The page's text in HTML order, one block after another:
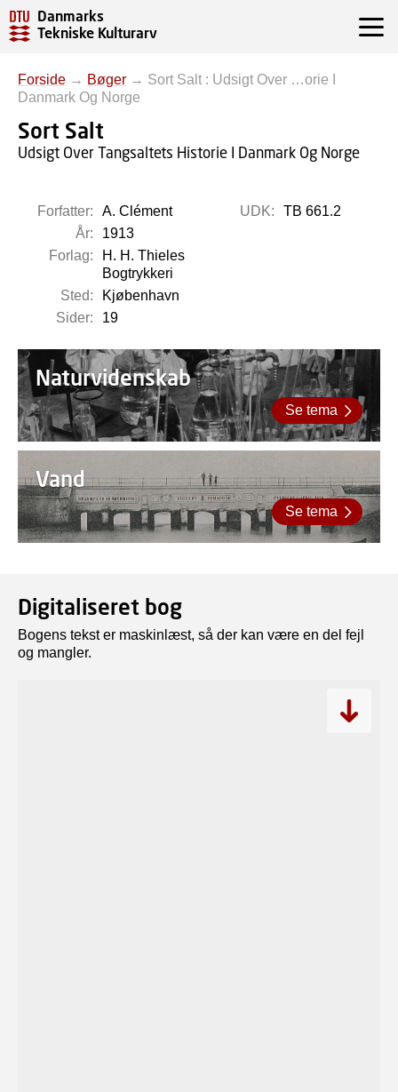
Danmarks
Tekniske Kulturarv
Forside → Bøger → Sort Salt : Udsigt Over …orie I
Danmark Og Norge
Sort Salt
Udsigt Over Tangsaltets Historie I Danmark Og Norge
Forfatter:
A. Clément
År:
1913
Forlag:
H. H. Thieles
Bogtrykkeri
Sted:
Kjøbenhavn
Sider:
19
UDK: TB 661.2
Naturvidenskab
Se tema
Vand
Se tema
Digitaliseret bog
Bogens tekst er maskinlæst, så der kan være en del fejl
og mangler.